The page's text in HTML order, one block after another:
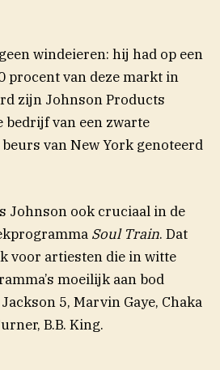
windeieren: hij had op een
procent van deze markt in
zijn Johnson Products
bedrijf van een zwarte
van New York genoteerd
Johnson ook cruciaal in de
Soul Train. Dat
voor artiesten die in witte
moeilijk aan bod
5, Marvin Gaye, Chaka
B.B. King.